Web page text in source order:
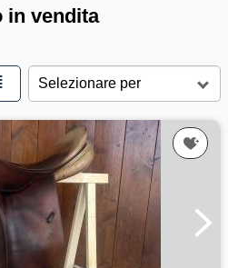
in vendita